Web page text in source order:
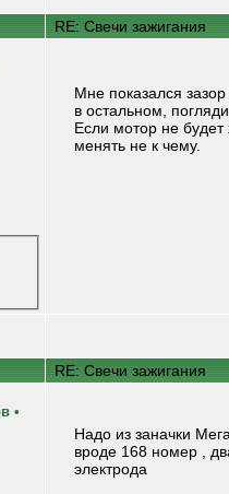
RE: Свечи зажигания
Мне показался
в остальном,
Если мотор не будет
менять не к чему.
RE: Свечи зажигания
•
Надо из заначки
вроде 168 номер ,
электрода